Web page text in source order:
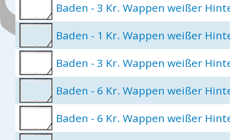
Baden - 3 Kr. Wappen weißer
Baden - 1 Kr. Wappen weißer
Baden - 3 Kr. Wappen weißer
Baden - 6 Kr. Wappen weißer
Baden - 6 Kr. Wappen weißer